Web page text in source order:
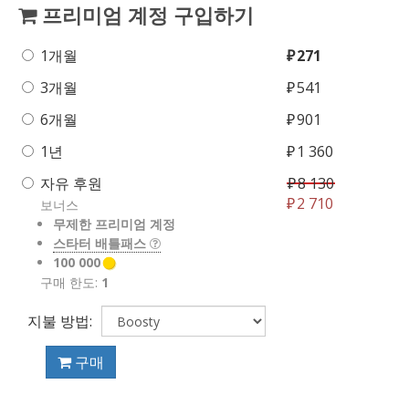
프리미엄 계정 구입하기
1개월 ₽271
3개월
₽541
6개월
₽901
1년
₽1 360
자유 후원
보너스
무제한 프리미엄 계정
스타터 배틀패스
100 000
구매 한도: 1
₽8 130
₽2 710
지불 방법:
구매